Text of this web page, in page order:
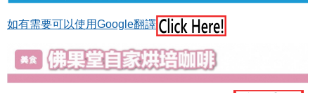
如有需要可以使用Google翻譯